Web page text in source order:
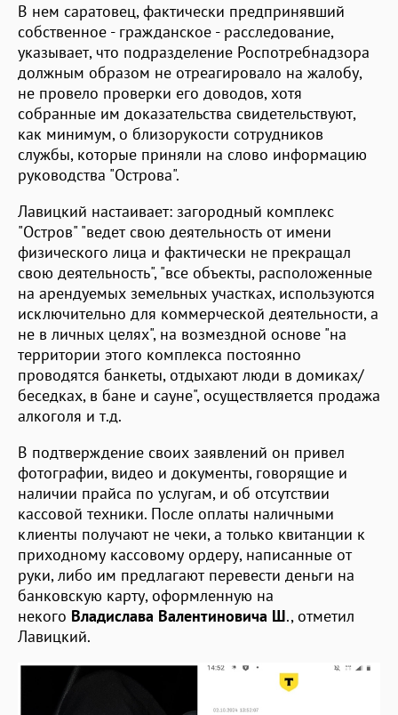
В нем саратовец, фактически предпринявший
собственное - гражданское - расследование,
указывает, что подразделение Роспотребнадзора
должным образом не отреагировало на жалобу,
не провело проверки его доводов, хотя
собранные им доказательства свидетельствуют,
как минимум, о близорукости сотрудников
службы, которые приняли на слово информацию
руководства "Острова".
Лавицкий настаивает: загородный комплекс
"Остров" "ведет свою деятельность от имени
физического лица и фактически не прекращал
свою деятельность", "все объекты, расположенные
на арендуемых земельных участках, используются
исключительно для коммерческой деятельности, а
не в личных целях", на возмездной основе "на
территории этого комплекса постоянно
проводятся банкеты, отдыхают люди в домиках/
беседках, в бане и сауне", осуществляется продажа
алкоголя и т.д.
В подтверждение своих заявлений он привел
фотографии, видео и документы, говорящие и
наличии прайса по услугам, и об отсутствии
кассовой техники. После оплаты наличными
клиенты получают не чеки, а только квитанции к
приходному кассовому ордеру, написанные от
руки, либо им предлагают перевести деньги на
банковскую карту, оформленную на
некого Владислава Валентиновича Ш., отметил
Лавицкий.